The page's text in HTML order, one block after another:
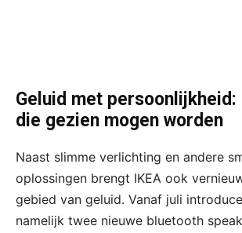
Geluid met
die gezien mogen worden
Naast slimme verlichting en andere
oplossingen brengt IKEA ook
gebied van geluid. Vanaf juli
namelijk twee nieuwe bluetooth